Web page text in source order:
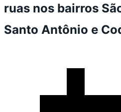
ruas nos bairros
Santo Antônio e